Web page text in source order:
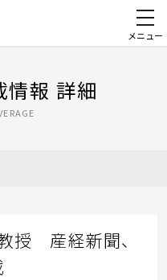
メニュー
情報 詳細
授 産経新聞、